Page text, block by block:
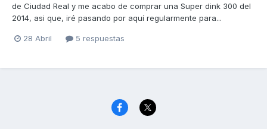
de Ciudad Real y me acabo de comprar una Super dink 300 del
2014, asi que, iré pasando por aquí regularmente para...
28 Abril 5 respuestas